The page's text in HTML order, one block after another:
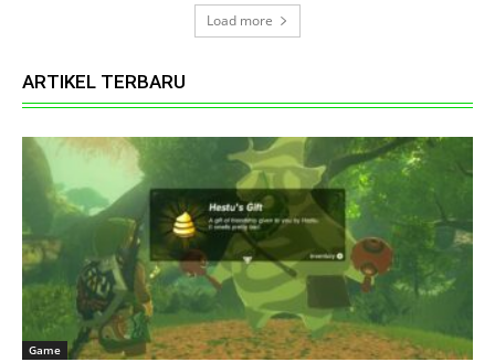
Load more
ARTIKEL TERBARU
Game